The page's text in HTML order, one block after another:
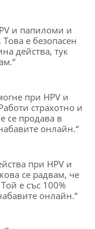
и папиломи и
е безопасен
действа, тук
при HPV и
страхотно и
се продава в
онлайн.“
при HPV и
се радвам, че
е със 100%
онлайн.“